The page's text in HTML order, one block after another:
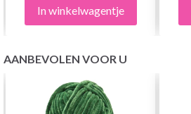
In winkelwagentje
AANBEVOLEN VOOR U